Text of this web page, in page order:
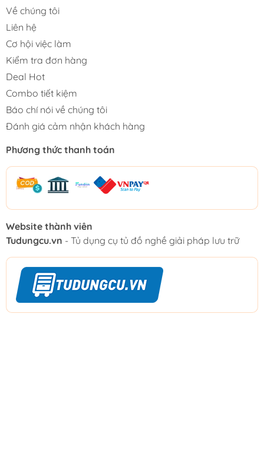
Về chúng tôi
Liên hệ
Cơ hội việc làm
Kiểm tra đơn hàng
Deal Hot
Combo tiết kiệm
Báo chí nói về chúng tôi
Đánh giá cảm nhận khách hàng
Phương thức thanh toán
Website thành viên
Tudungcu.vn - Tủ dụng cụ tủ đồ nghề giải pháp lưu trữ